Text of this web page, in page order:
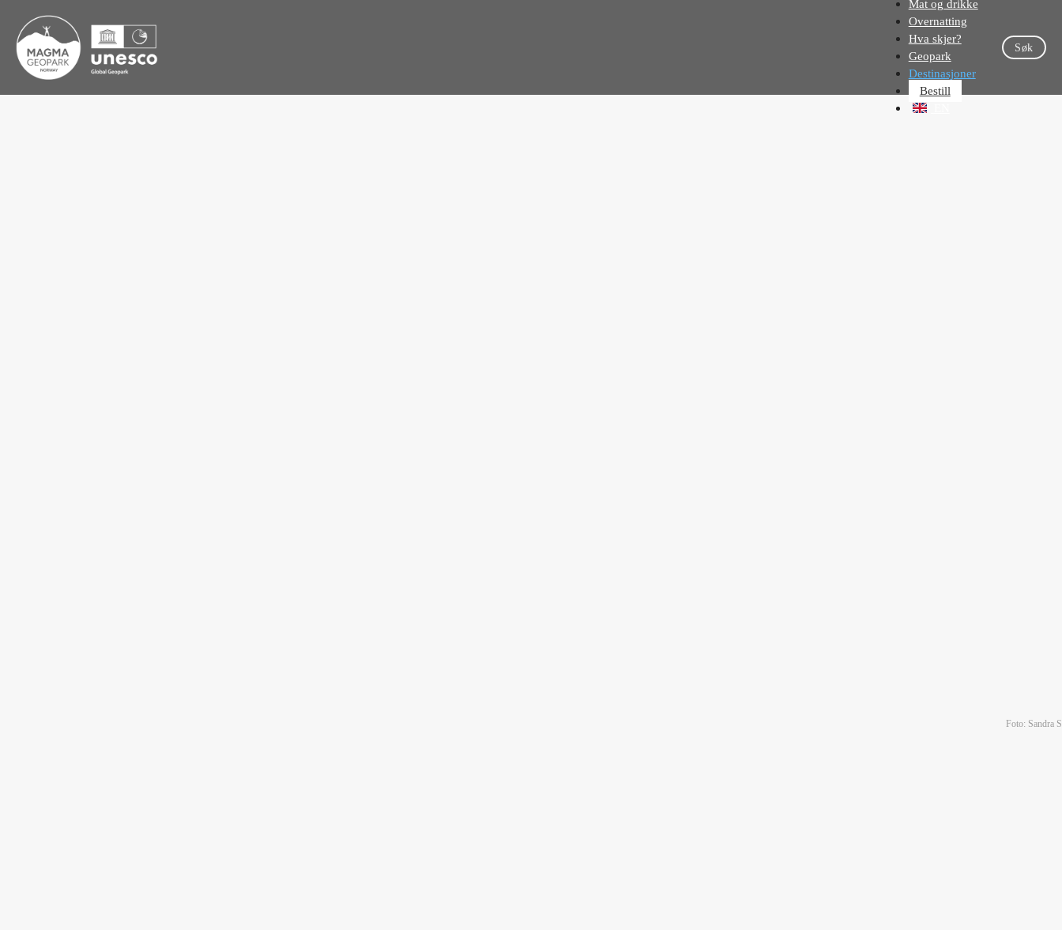
Mat og drikke
Overnatting
Hva skjer?
Geopark
Destinasjoner
Bestill
Søk
Foto: Sandra S